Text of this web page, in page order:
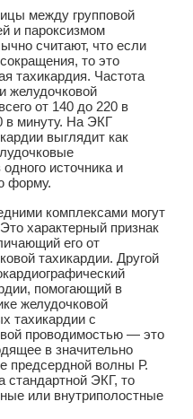
между групповой
и пароксизмом
считают, что если
то это
тахикардия. Частота
желудочковой
от 140 до 220 в
в минуту. На ЭКГ
выглядит как
источника и
форму.
комплексами могут
характерный признак
его от
тахикардии. Другой
помогающий в
желудочковой
тахикардии с
проводимостью — это
в значительно
предсердной волны Р.
стандартной ЭКГ, то
или внутриполостные